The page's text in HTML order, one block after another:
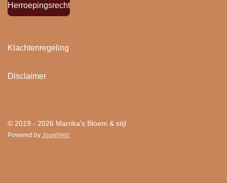
Herroepingsrecht
Klachtenregeling
Disclaimer
© 2019 - 2026 Marrika's Bloem & stijl
Powered by JouwWeb